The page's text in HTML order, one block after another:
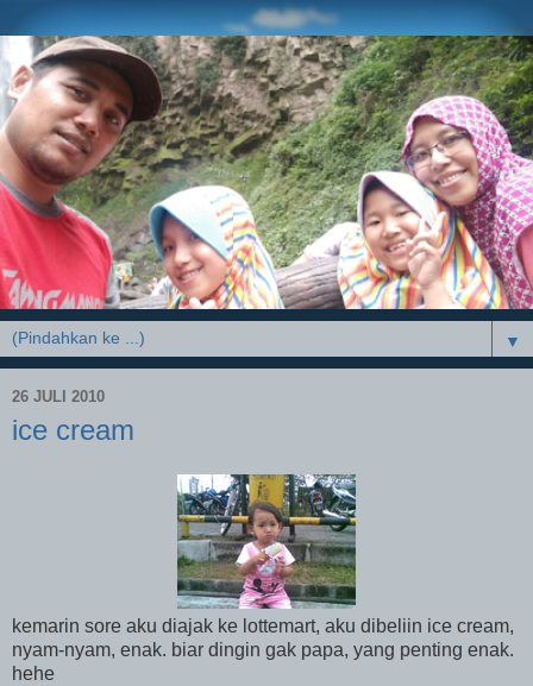
▼
26 JULI 2010
ice cream
kemarin sore aku diajak ke lottemart, aku dibeliin ice cream,
nyam-nyam, enak. biar dingin gak papa, yang penting enak.
hehe